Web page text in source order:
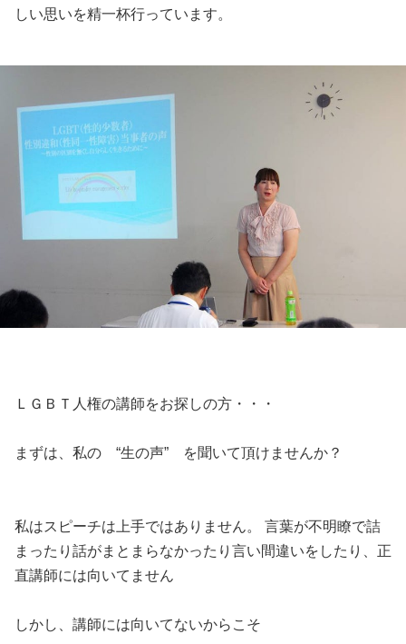
しい思いを精一杯行っています。
ＬＧＢＴ人権の講師をお探しの方・・・
まずは、私の “生の声” を聞いて頂けませんか？
私はスピーチは上手ではありません。 言葉が不明瞭で詰
まったり話がまとまらなかったり言い間違いをしたり、正
直講師には向いてません
しかし、講師には向いてないからこそ